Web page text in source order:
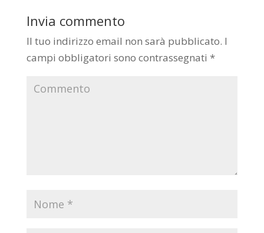
Invia commento
Il tuo indirizzo email non sarà pubblicato. I
campi obbligatori sono contrassegnati *